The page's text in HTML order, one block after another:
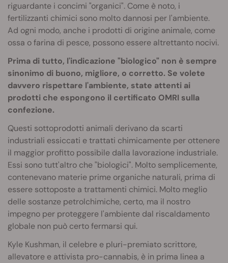
riguardante i concimi "organici". Come è noto, i
fertilizzanti chimici sono molto dannosi per l'ambiente.
Ad ogni modo, anche i prodotti di origine animale, come
ossa o farina di pesce, possono essere altrettanto nocivi.
Prima di tutto, l'indicazione "biologico" non è sempre
sinonimo di buono, migliore, o corretto. Se volete
davvero rispettare l'ambiente, state attenti ai
prodotti che espongono il certificato OMRI sulla
confezione.
Questi sottoprodotti animali derivano da scarti
industriali essiccati e trattati chimicamente per ottenere
il maggior profitto possibile dalla lavorazione industriale.
Essi sono tutt'altro che "biologici". Molto semplicemente,
contenevano materie prime organiche naturali, prima di
essere sottoposte a trattamenti chimici. Molto meglio
delle sostanze petrolchimiche, certo, ma il nostro
impegno per proteggere l'ambiente dal riscaldamento
globale non può certo fermarsi qui.
Kyle Kushman, il celebre e pluri-premiato scrittore,
allevatore e attivista pro-cannabis, è in prima linea a